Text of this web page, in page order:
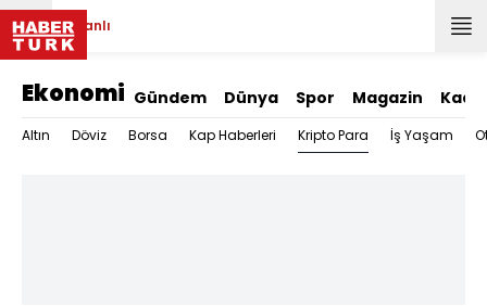
Canlı
Ekonomi Gündem Dünya Spor Magazin
Altın Döviz Borsa Kap Haberleri Kripto Para İş Yaşam